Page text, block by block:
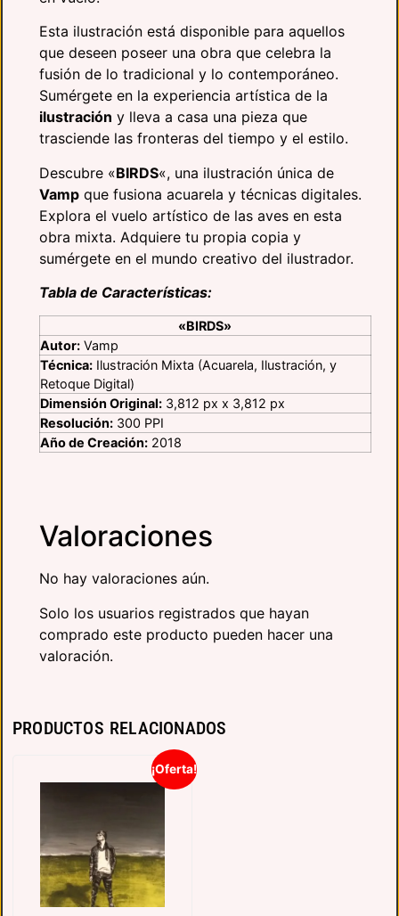
Esta ilustración está disponible para aquellos
que deseen poseer una obra que celebra la
fusión de lo tradicional y lo contemporáneo.
Sumérgete en la experiencia artística de la
ilustración y lleva a casa una pieza que
trasciende las fronteras del tiempo y el estilo.
Descubre «BIRDS«, una ilustración única de
Vamp que fusiona acuarela y técnicas digitales.
Explora el vuelo artístico de las aves en esta
obra mixta. Adquiere tu propia copia y
sumérgete en el mundo creativo del ilustrador.
Tabla de Características:
«BIRDS»
Autor: Vamp
Técnica: Ilustración Mixta (Acuarela, Ilustración, y
Retoque Digital)
Dimensión Original: 3,812 px x 3,812 px
Resolución: 300 PPI
Año de Creación: 2018
Valoraciones
No hay valoraciones aún.
Solo los usuarios registrados que hayan
comprado este producto pueden hacer una
valoración.
PRODUCTOS RELACIONADOS
¡Oferta!